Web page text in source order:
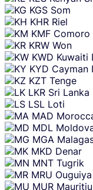
KGS Som
KHR Riel
KMF Comoro
KRW Won
KWD Kuwaiti
KYD Cayman
KZT Tenge
LKR Sri Lanka
LSL Loti
MAD
MDL
MGA
MKD Denar
MNT Tugrik
MRU Ouguiya
MUR